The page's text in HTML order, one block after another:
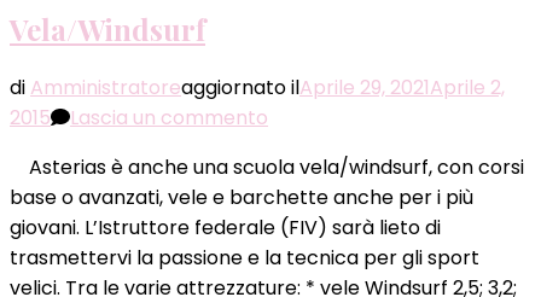
Vela/Windsurf
di Amministratoreaggiornato ilAprile 29, 2021Aprile 2,
2015
Lascia un commento
Asterias è anche una scuola vela/windsurf, con corsi
base o avanzati, vele e barchette anche per i più
giovani. L’Istruttore federale (FIV) sarà lieto di
trasmettervi la passione e la tecnica per gli sport
velici. Tra le varie attrezzature: * vele Windsurf 2,5; 3,2;